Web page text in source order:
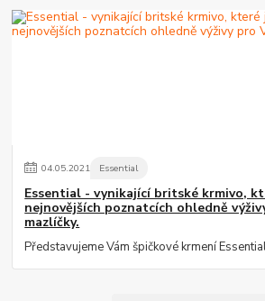
04.05.2021 Essential
Essential - vynikající britské krmivo,
nejnovějších poznatcích ohledně
mazlíčky.
Představujeme Vám špičkové krmení